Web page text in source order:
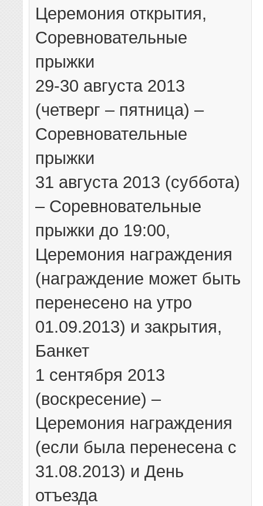
Церемония открытия,
Соревновательные
прыжки
29-30 августа 2013
(четверг – пятница) –
Соревновательные
прыжки
31 августа 2013 (суббота)
– Соревновательные
прыжки до 19:00,
Церемония награждения
(награждение может быть
перенесено на утро
01.09.2013) и закрытия,
Банкет
1 сентября 2013
(воскресение) –
Церемония награждения
(если была перенесена с
31.08.2013) и День
отъезда